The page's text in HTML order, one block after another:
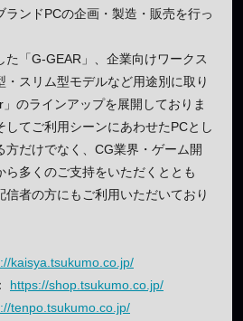
ンドPCの企画・製造・販売を行っ
た「G-GEAR」、企業向けワークス
・スリム型モデルなど用途別に取り
のラインアップを展開しておりま
てご利用シーンにあわせたPCとし
方だけでなく、CG業界・ゲーム開
ら多くのご支持をいただくととも
信者の方にもご利用いただいており
kaisya.tsukumo.co.jp/
https://shop.tsukumo.co.jp/
tenpo.tsukumo.co.jp/